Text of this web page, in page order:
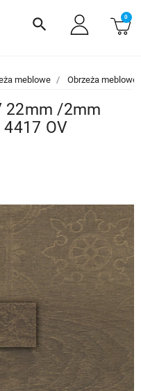
search 0
meblowe Obrzeża meblowe
22mm /2mm
OV